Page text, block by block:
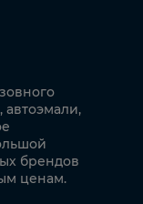
автоэмали,
брендов
ценам.